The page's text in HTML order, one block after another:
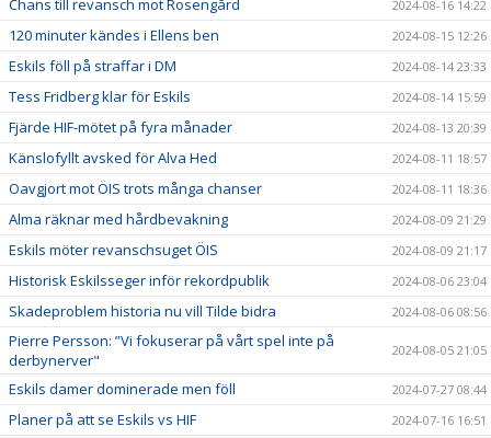
2024-08-16 14:22
120 minuter kändes i Ellens ben 2024-08-15 12:26
Eskils föll på straffar i DM 2024-08-14 23:33
Tess Fridberg klar för Eskils 2024-08-14 15:59
Fjärde HIF-mötet på fyra månader 2024-08-13 20:39
Känslofyllt avsked för Alva Hed 2024-08-11 18:57
Oavgjort mot ÖIS trots många chanser 2024-08-11 18:36
Alma räknar med hårdbevakning 2024-08-09 21:29
Eskils möter revanschsuget ÖIS 2024-08-09 21:17
Historisk Eskilsseger inför rekordpublik 2024-08-06 23:04
Skadeproblem historia nu vill Tilde bidra 2024-08-06 08:56
Pierre Persson: ”Vi fokuserar på vårt spel inte på
derbynerver"
2024-08-05 21:05
Eskils damer dominerade men föll 2024-07-27 08:44
Planer på att se Eskils vs HIF 2024-07-16 16:51